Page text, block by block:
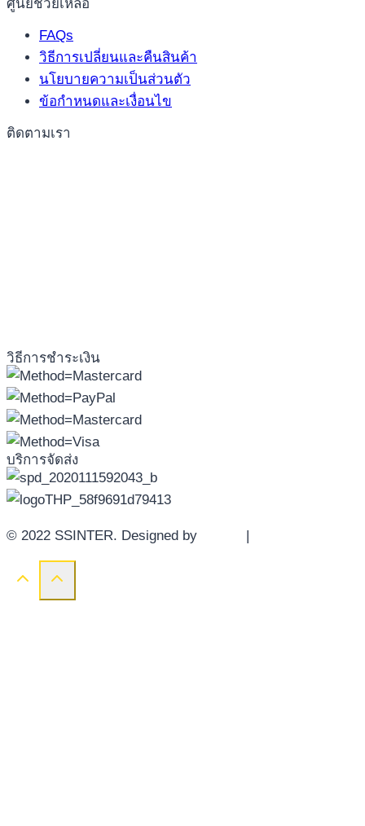
ศูนย์ช่วยเหลือ
FAQs
วิธีการเปลี่ยนและคืนสินค้า
นโยบายความเป็นส่วนตัว
ข้อกำหนดและเงื่อนไข
ติดตามเรา
วิธีการชำระเงิน
บริการจัดส่ง
© 2022 SSINTER. Designed by |